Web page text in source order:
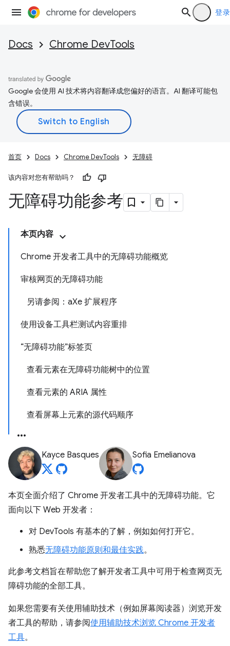
登录
Docs Chrome DevTools
Google 会使用 AI 技术将内容翻译成您偏好的语言。AI 翻译可能包
含错误。
首页 Docs Chrome DevTools 无障碍
该内容对您有帮助吗？
无障碍功能参考
本页内容
Chrome 开发者工具中的无障碍功能概览
审核网页的无障碍功能
另请参阅：aXe 扩展程序
使用设备工具栏测试内容重排
“无障碍功能”标签页
查看元素在无障碍功能树中的位置
查看元素的 ARIA 属性
查看屏幕上元素的源代码顺序
Kayce Basques Sofia Emelianova
本页全面介绍了 Chrome 开发者工具中的无障碍功能。它
面向以下 Web 开发者：
对 DevTools 有基本的了解，例如如何打开它。
熟悉无障碍功能原则和最佳实践。
此参考文档旨在帮助您了解开发者工具中可用于检查网页无
障碍功能的全部工具。
如果您需要有关使用辅助技术（例如屏幕阅读器）浏览开发
者工具的帮助，请参阅使用辅助技术浏览 Chrome 开发者
工具。